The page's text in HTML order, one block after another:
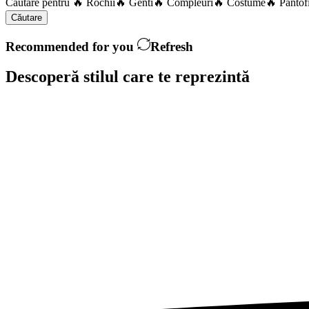
Căutare pentru 🔥 Rochii 🔥 Genti 🔥 Compleuri 🔥 Costume🔥
Căutare
Recommended for you Refresh
Descoperă stilul care te reprezintă